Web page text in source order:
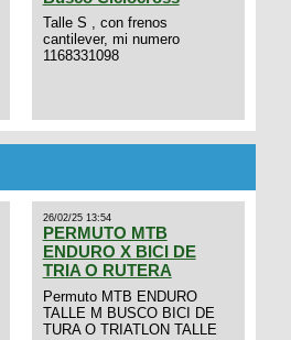
Talle S , con frenos
cantilever, mi numero
1168331098
26/02/25 13:54
PERMUTO MTB
ENDURO X BICI DE
TRIA O RUTERA
Permuto MTB ENDURO
TALLE M BUSCO BICI DE
TURA O TRIATLON TALLE